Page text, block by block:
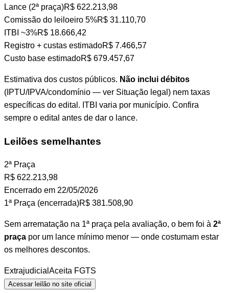
Lance (2ª praça)R$ 622.213,98
Comissão do leiloeiro 5%R$ 31.110,70
ITBI ~3%R$ 18.666,42
Registro + custas estimadoR$ 7.466,57
Custo base estimadoR$ 679.457,67
Estimativa dos custos públicos. Não inclui débitos
(IPTU/IPVA/condomínio — ver Situação legal) nem taxas
específicas do edital. ITBI varia por município. Confira
sempre o edital antes de dar o lance.
Leilões semelhantes
2ª Praça
R$ 622.213,98
Encerrado em 22/05/2026
1ª Praça (encerrada)R$ 381.508,90
Sem arrematação na 1ª praça pela avaliação, o bem foi à 2ª
praça por um lance mínimo menor — onde costumam estar
os melhores descontos.
Extrajudicial Aceita FGTS
Acessar leilão no site oficial